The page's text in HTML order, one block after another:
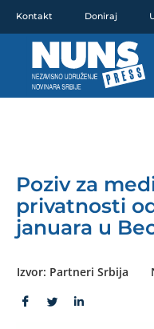
sadržaj
Kontakt Doniraj
Poziv za
privatnosti
januara u
Izvor: Partneri Srbija